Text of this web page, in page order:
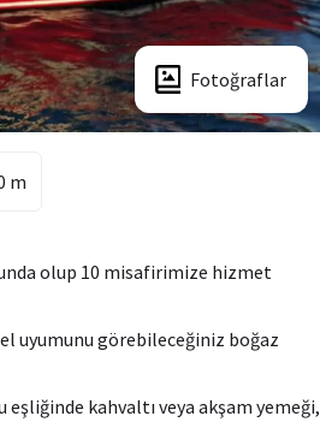
Fotoğraflar
m
olup 10 misafirimize hizmet
uyumunu görebileceğiniz boğaz
kahvaltı veya akşam yemeği,